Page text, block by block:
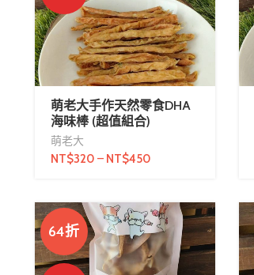
萌老大手作天然零食DHA
海味棒 (超值組合)
萌老大
NT$320 – NT$450
64折